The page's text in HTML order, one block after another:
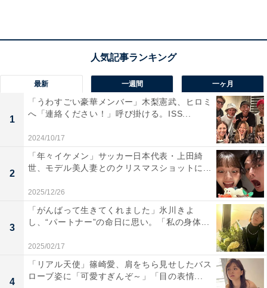
最新 一週間 一ヶ月
1
「うわすごい豪華メンバー」木梨憲武、ヒロミ
へ「連絡ください！」呼び掛ける。ISS...
2024/10/17
2
「年々イケメン」サッカー日本代表・上田綺
世、モデル美人妻とのクリスマスショットに...
2025/12/26
3
「がんばって生きてくれました」氷川きよ
し、“パートナー”の命日に思い。「私の身体...
2025/02/17
4
「リアル天使」篠崎愛、肩をちら見せしたバス
ローブ姿に「可愛すぎんぞ～」「目の表情...